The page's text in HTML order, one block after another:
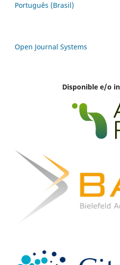
Português (Brasil)
Open Journal Systems
Disponible e/o